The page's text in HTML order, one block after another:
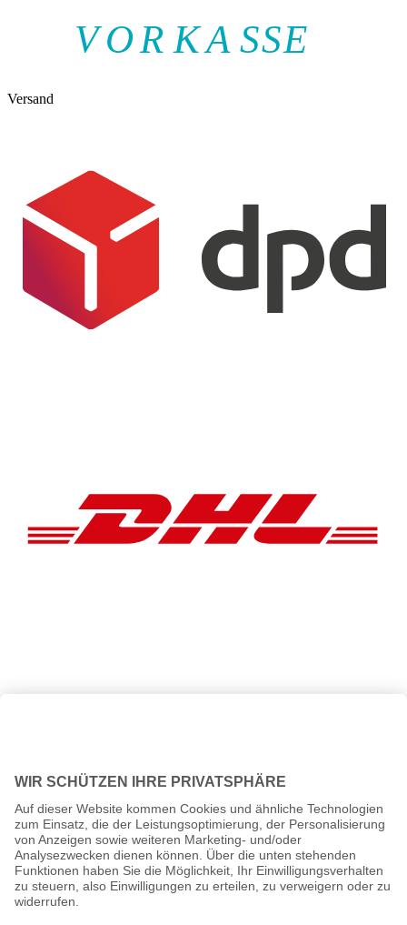
VOR KA SSE
Versand